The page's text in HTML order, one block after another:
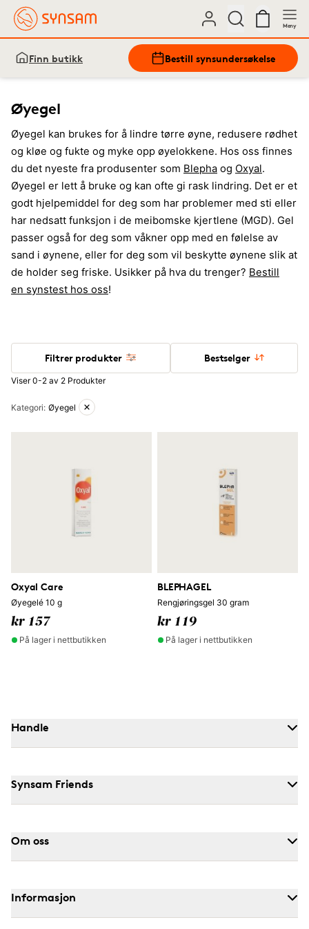
Meny
Finn butikk Bestill synsundersøkelse
Øyegel
Øyegel kan brukes for å lindre tørre øyne, redusere rødhet
og kløe og fukte og myke opp øyelokkene. Hos oss finnes
du det nyeste fra produsenter som Blepha og Oxyal.
Øyegel er lett å bruke og kan ofte gi rask lindring. Det er et
godt hjelpemiddel for deg som har problemer med sti eller
har nedsatt funksjon i de meibomske kjertlene (MGD). Gel
passer også for deg som våkner opp med en følelse av
sand i øynene, eller for deg som vil beskytte øynene slik at
de holder seg friske. Usikker på hva du trenger? Bestill
en synstest hos oss!
Filtrer produkter Bestselger
Viser 0-2 av 2 Produkter
Aktive filtre
Kategori: Øyegel
Oxyal Care
Øyegelé 10 g
kr 157
På lager i nettbutikken
BLEPHAGEL
Rengjøringsgel 30 gram
kr 119
På lager i nettbutikken
Handle
Synsam Friends
Om oss
Informasjon